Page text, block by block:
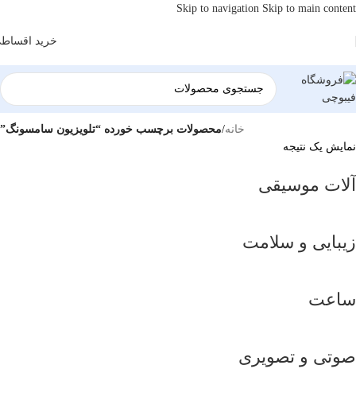
Skip to navigation Skip to main content
خرید
خانه/محصولات برچسب خورده “تلویزیون سامسونگ”
نمایش یک نتیجه
آلات موسیقی
زیبایی و سلامت
ساعت
صوتی و تصویری